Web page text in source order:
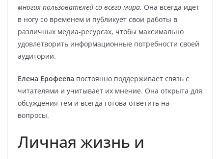
многих пользователей со всего мира. Она всегда идет
в ногу со временем и публикует свои работы в
различных медиа-ресурсах, чтобы максимально
удовлетворить информационные потребности своей
аудитории.
Елена Ерофеева постоянно поддерживает связь с
читателями и учитывает их мнение. Она открыта для
обсуждения тем и всегда готова ответить на
вопросы.
Личная жизнь и